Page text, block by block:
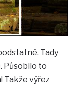
Tady
Působilo to
Takže výřez